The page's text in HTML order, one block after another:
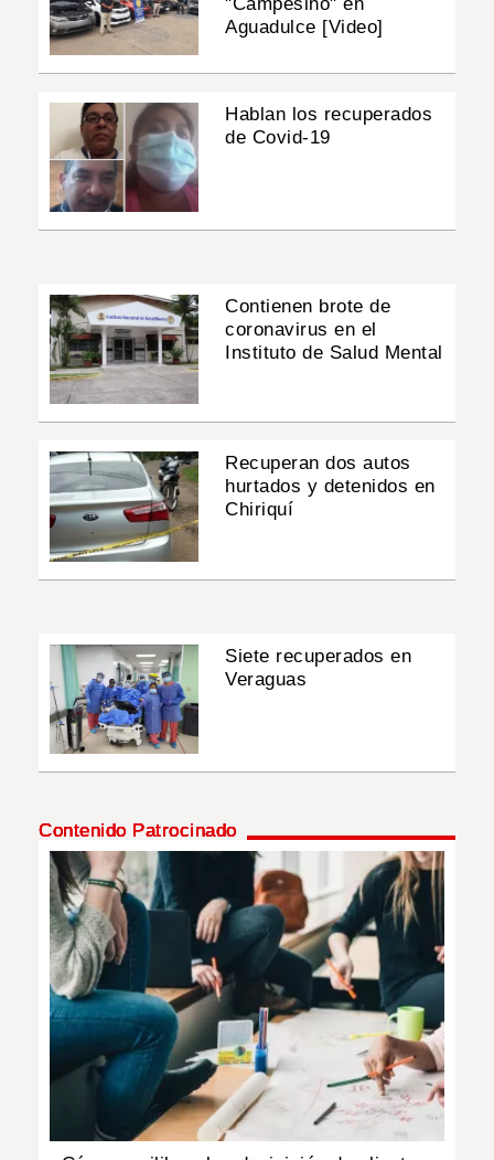
Aguadulce [Video]
Hablan los recuperados
de Covid-19
Contienen brote de
coronavirus en el
Instituto de Salud Mental
Recuperan dos autos
hurtados y detenidos en
Chiriquí
Siete recuperados en
Veraguas
Contenido Patrocinado